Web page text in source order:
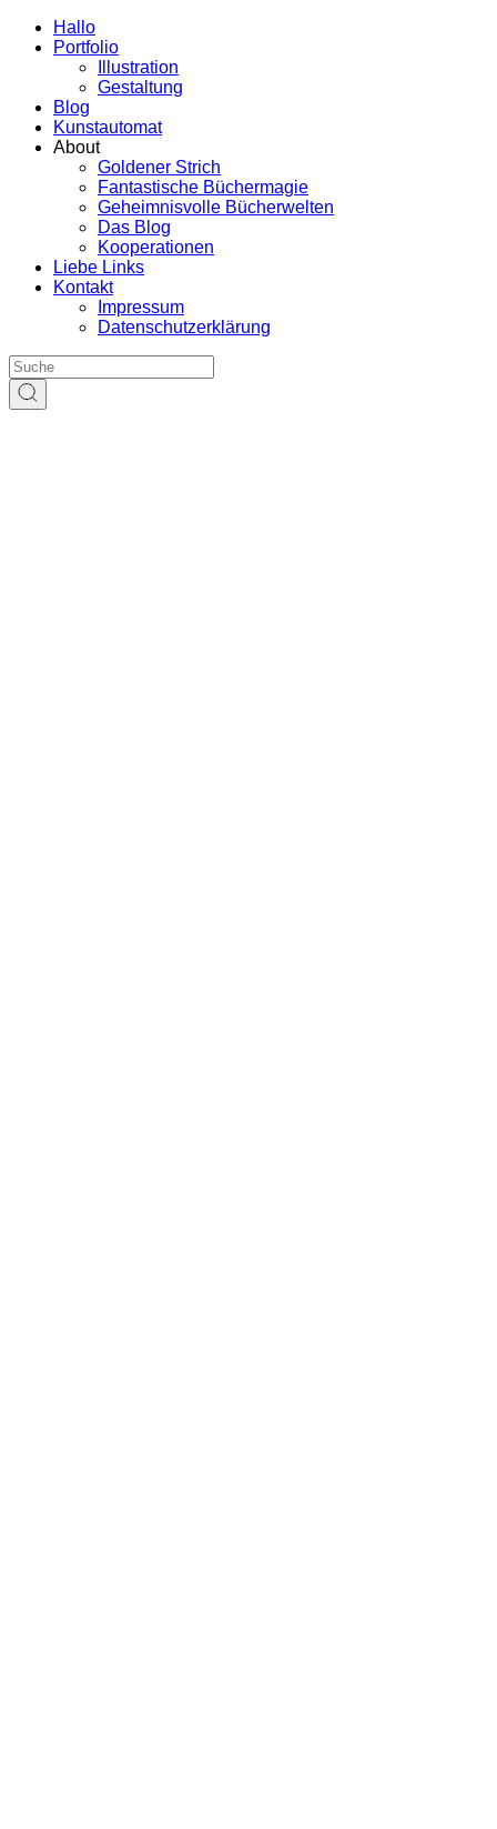
Hallo
Portfolio
Illustration
Gestaltung
Blog
Kunstautomat
About
Goldener Strich
Fantastische Büchermagie
Geheimnisvolle Bücherwelten
Das Blog
Kooperationen
Liebe Links
Kontakt
Impressum
Datenschutzerklärung